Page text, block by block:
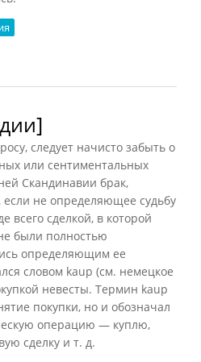
следует начисто забыть о
или сентиментальных
Скандинавии брак,
не определяющее судьбу
всего сделкой, в которой
были полностью
определяющим ее
словом kaup (см. немецкое
невесты. Термин kaup
покупки, но и обозначал
операцию — куплю,
сделку и т. д.